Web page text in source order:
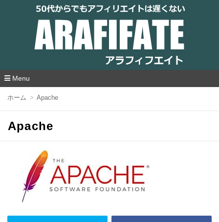
アラフィフエイト｜ 50代からでもアフィリ
エイトは遅くない
Menu
移
ホーム Apache
Apache